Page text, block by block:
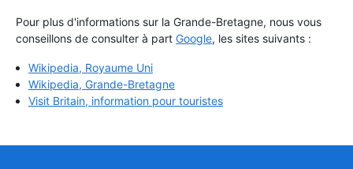
Pour plus d'informations sur la Grande-Bretagne, nous vous
conseillons de consulter à part Google, les sites suivants :
Wikipedia, Royaume Uni
Wikipedia, Grande-Bretagne
Visit Britain, information pour touristes